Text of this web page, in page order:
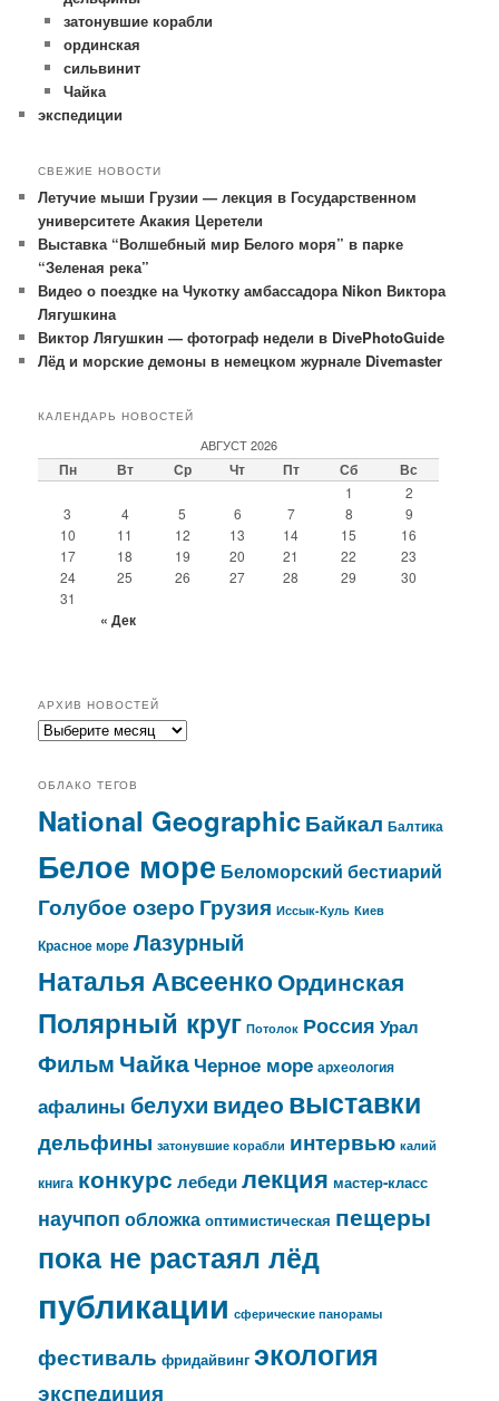
затонувшие корабли
ординская
сильвинит
Чайка
экспедиции
СВЕЖИЕ НОВОСТИ
Летучие мыши Грузии — лекция в Государственном
университете Акакия Церетели
Выставка “Волшебный мир Белого моря” в парке
“Зеленая река”
Видео о поездке на Чукотку амбассадора Nikon Виктора
Лягушкина
Виктор Лягушкин — фотограф недели в DivePhotoGuide
Лёд и морские демоны в немецком журнале Divemaster
КАЛЕНДАРЬ НОВОСТЕЙ
АВГУСТ 2026
Пн Вт Ср Чт Пт Сб Вс
1
2
3
4 5 6 7 8
9
10
11 12 13 14 15
16
17
18 19 20 21 22
23
24
25 26 27 28 29
30
31
« Дек
АРХИВ НОВОСТЕЙ
архив
ОБЛАКО ТЕГОВ
National GeographicБайкал Балтика
Белое море Беломорский бестиарий
Голубое озеро Грузия Иссык-Куль Киев
Красное море Лазурный
Наталья АвсеенкоОрдинская
Полярный круг Потолок Россия Урал
Фильм ЧайкаЧерное море археология
афалины белухи видеовыставки
дельфины затонувшие корабли интервью калий
книга конкурс лебеди лекция мастер-класс
научпоп обложка оптимистическая пещеры
пока не растаял лёд
публикации сферические панорамы
фестиваль фридайвинг экология
экспедиция